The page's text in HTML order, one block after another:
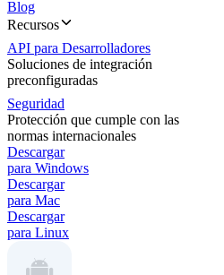
Blog
Recursos
API para Desarrolladores
Soluciones de integración
preconfiguradas
Seguridad
Protección que cumple con las
normas internacionales
Descargar
para Windows
Descargar
para Mac
Descargar
para Linux